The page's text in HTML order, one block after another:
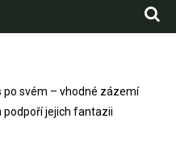
po svém – vhodné zázemí
jejich fantazii